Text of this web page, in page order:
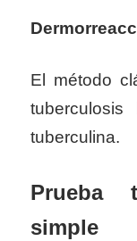
El método
tuberculina.
Prueba
simple